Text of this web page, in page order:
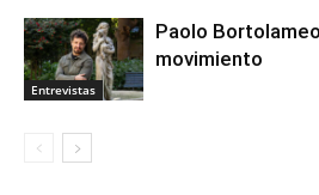
Entrevistas
Paolo
movimiento